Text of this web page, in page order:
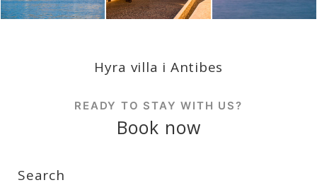
Hyra villa i Antibes
READY TO STAY WITH US?
Book now
Search